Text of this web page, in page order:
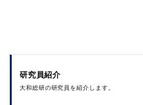
研究員紹介
大和総研の研究員を紹介します。